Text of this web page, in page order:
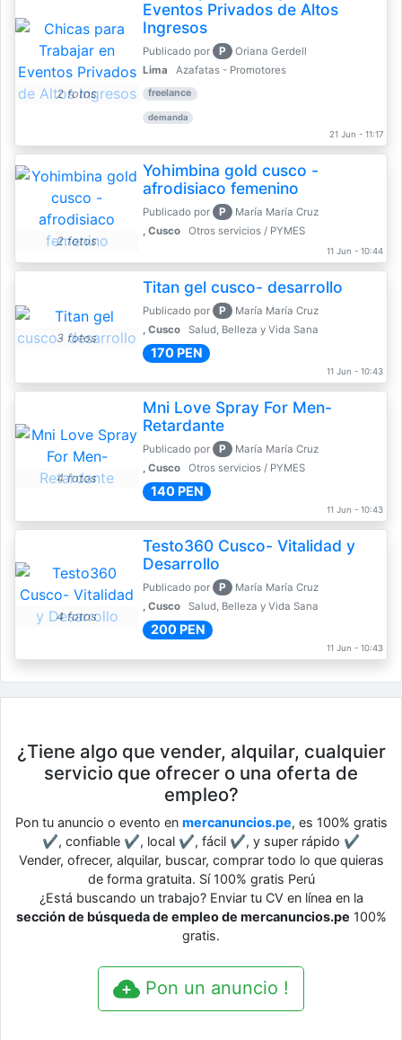
2 fotos
Eventos Privados de Altos
Ingresos
Publicado por P
Oriana Gerdell
Lima
Azafatas - Promotores
freelance
demanda
21 Jun - 11:17
2 fotos
Yohimbina gold cusco -
afrodisiaco femenino
Publicado por P
María María Cruz
, Cusco
Otros servicios / PYMES
11 Jun - 10:44
3 fotos
Titan gel cusco- desarrollo
Publicado por P
María María Cruz
, Cusco
Salud, Belleza y Vida Sana
170 PEN
11 Jun - 10:43
4 fotos
Mni Love Spray For Men-
Retardante
Publicado por P
María María Cruz
, Cusco
Otros servicios / PYMES
140 PEN
11 Jun - 10:43
4 fotos
Testo360 Cusco- Vitalidad y
Desarrollo
Publicado por P
María María Cruz
, Cusco
Salud, Belleza y Vida Sana
200 PEN
11 Jun - 10:43
¿Tiene algo que vender, alquilar, cualquier
servicio que ofrecer o una oferta de
empleo?
Pon tu anuncio o evento en mercanuncios.pe, es 100% gratis
✔, confiable ✔, local ✔, fácil ✔, y super rápido ✔
Vender, ofrecer, alquilar, buscar, comprar todo lo que quieras
de forma gratuita. Sí 100% gratis Perú
¿Está buscando un trabajo? Enviar tu CV en línea en la
sección de búsqueda de empleo de mercanuncios.pe 100%
gratis.
Pon un anuncio !